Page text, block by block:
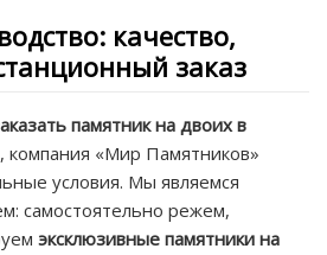
качество,
заказ
памятник на двоих в
компания «Мир Памятников»
условия. Мы являемся
самостоятельно режем,
эксклюзивные памятники на